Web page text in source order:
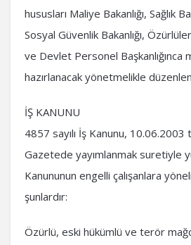
hususları Maliye Bakanlığı, Sağlık
Sosyal Güvenlik Bakanlığı,
ve Devlet Personel Başkanlığınca
hazırlanacak yönetmelikle
İŞ KANUNU
4857 sayılı İş Kanunu, 10.06.2003
Gazetede yayımlanmak suretiyle
Kanununun engelli çalışanlara
şunlardır:
Özürlü, eski hükümlü ve terör